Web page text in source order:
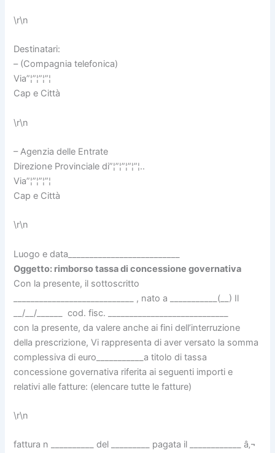
\r\n
Destinatari:
– (Compagnia telefonica)
Via”¦”¦”¦”¦
Cap e Città
\r\n
– Agenzia delle Entrate
Direzione Provinciale di”¦”¦”¦”¦”¦..
Via”¦”¦”¦”¦
Cap e Città
\r\n
Luogo e data__________________________
Oggetto: rimborso tassa di concessione governativa
Con la presente, il sottoscritto
____________________________ , nato a ___________(__) Il
__/__/______ cod. fisc. ____________________________
con la presente, da valere anche ai fini dell’interruzione
della prescrizione, Vi rappresenta di aver versato la somma
complessiva di euro___________a titolo di tassa
concessione governativa riferita ai seguenti importi e
relativi alle fatture: (elencare tutte le fatture)
\r\n
fattura n __________ del _________ pagata il ____________ â‚¬